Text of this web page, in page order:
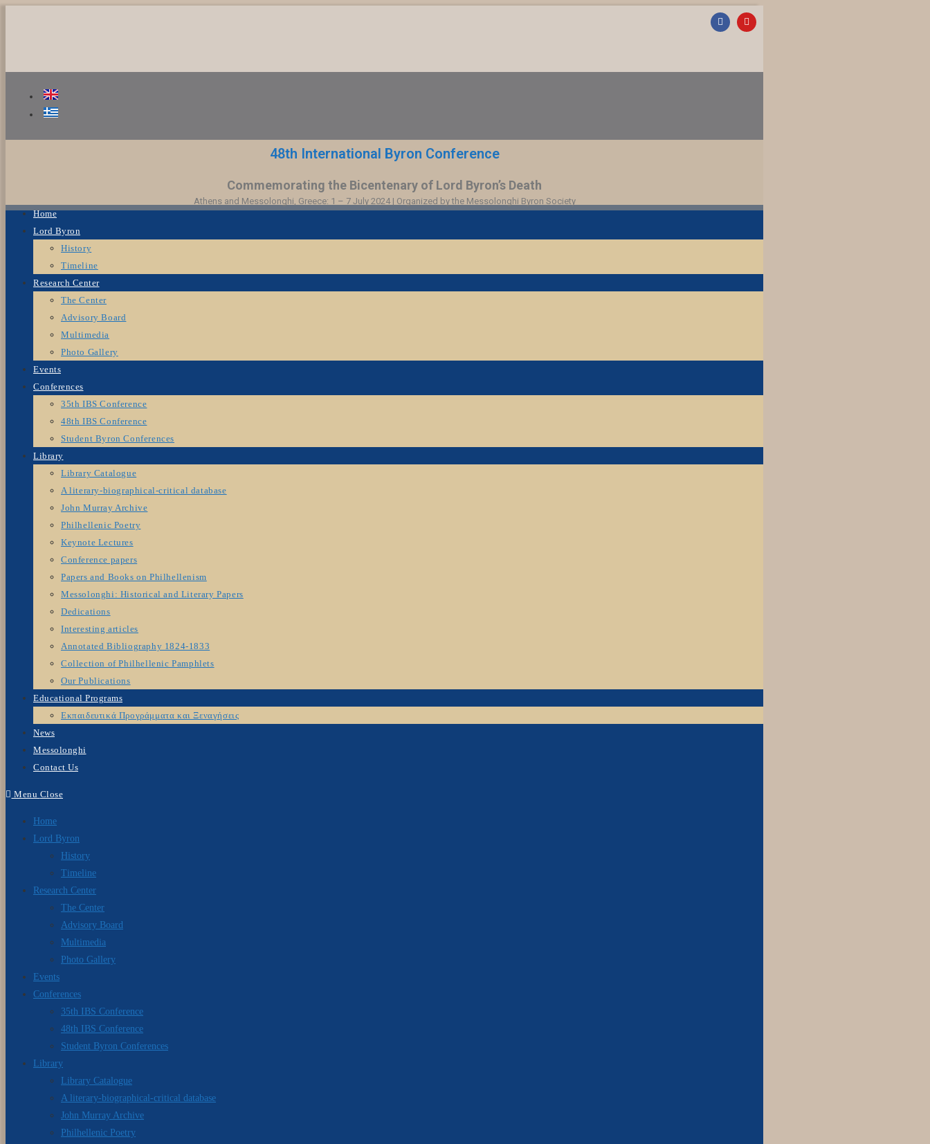
48th International Byron Conference
Commemorating the Bicentenary of Lord Byron’s Death
Athens and Messolonghi, Greece: 1 – 7 July 2024 | Organized by the Messolonghi Byron Society
Home
Lord Byron
History
Timeline
Research Center
The Center
Advisory Board
Multimedia
Photo Gallery
Events
Conferences
35th IBS Conference
48th IBS Conference
Student Byron Conferences
Library
Library Catalogue
A literary-biographical-critical database
John Murray Archive
Philhellenic Poetry
Keynote Lectures
Conference papers
Papers and Books on Philhellenism
Messolonghi: Historical and Literary Papers
Dedications
Interesting articles
Annotated Bibliography 1824-1833
Collection of Philhellenic Pamphlets
Our Publications
Educational Programs
Εκπαιδευτικά Προγράμματα και Ξεναγήσεις
News
Messolonghi
Contact Us
Menu Close
Home
Lord Byron
History
Timeline
Research Center
The Center
Advisory Board
Multimedia
Photo Gallery
Events
Conferences
35th IBS Conference
48th IBS Conference
Student Byron Conferences
Library
Library Catalogue
A literary-biographical-critical database
John Murray Archive
Philhellenic Poetry